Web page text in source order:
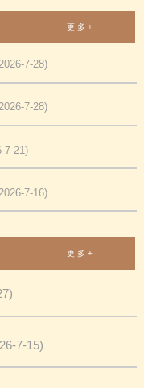
更 多 +
7-28)
7-28)
7-21)
7-16)
更 多 +
7-15)